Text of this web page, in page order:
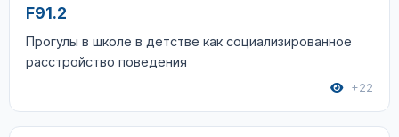
F91.2
Прогулы в школе в детстве как социализированное
расстройство поведения
+22